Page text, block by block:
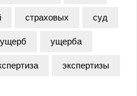
страховых
суд
ущерб
ущерба
экспертизы